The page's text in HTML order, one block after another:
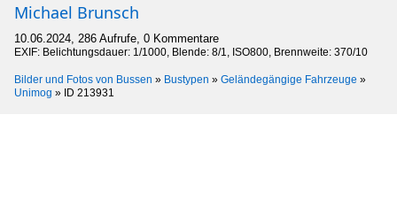
Michael Brunsch
10.06.2024, 286 Aufrufe, 0 Kommentare
EXIF: Belichtungsdauer: 1/1000, Blende: 8/1, ISO800, Brennweite: 370/10
Bilder und Fotos von Bussen » Bustypen » Geländegängige Fahrzeuge »
Unimog » ID 213931